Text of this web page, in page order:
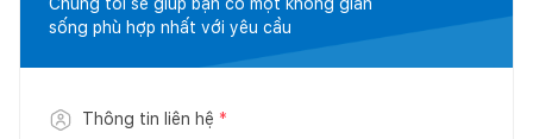
sống phù hợp nhất với yêu cầu
Thông tin liên hệ *